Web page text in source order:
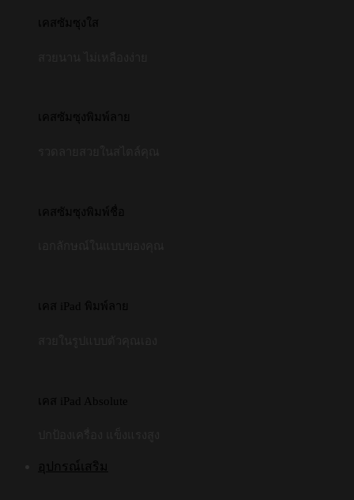
เคสซัมซุงใส
เคสซัมซุงพิมพ์ลาย
เคสซัมซุงพิมพ์ชื่อ
เคส iPad พิมพ์ลาย
เคส iPad Absolute
อุปกรณ์เสริม